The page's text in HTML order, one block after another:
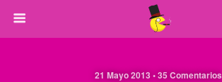
21 Mayo 2013 • 35 Comentarios